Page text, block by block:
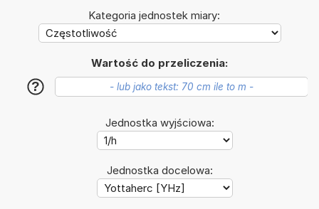
Kategoria jednostek miary:
Wartość do przeliczenia:
?
Jednostka wyjściowa:
Jednostka docelowa: